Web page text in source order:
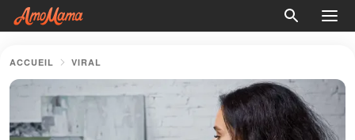
ACCUEIL VIRAL